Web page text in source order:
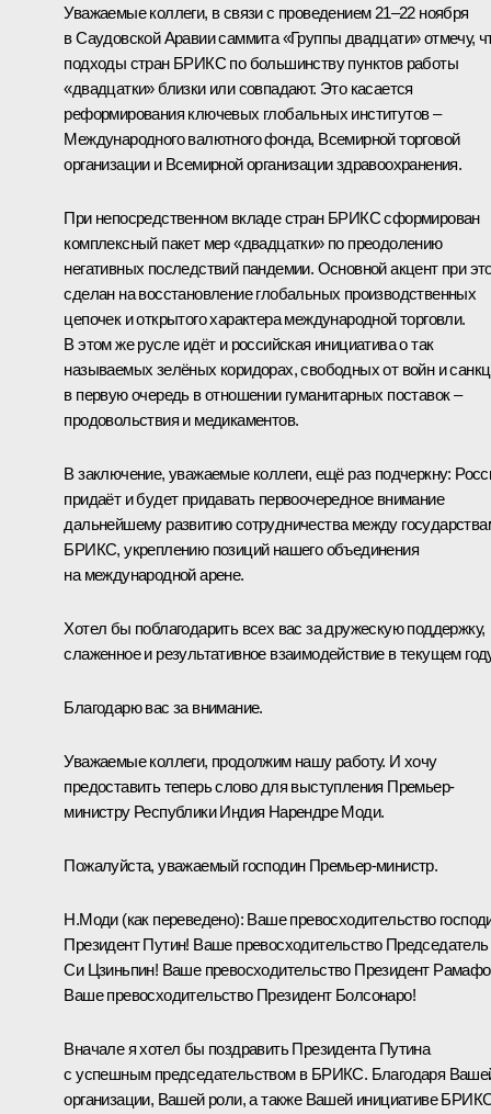
Уважаемые коллеги, в связи с проведением 21–22 ноября
в Саудовской Аравии саммита «Группы двадцати» отмечу,
подходы стран БРИКС по большинству пунктов работы
«двадцатки» близки или совпадают. Это касается
реформирования ключевых глобальных институтов –
Международного валютного фонда, Всемирной торговой
организации и Всемирной организации здравоохранения.
При непосредственном вкладе стран БРИКС сформирован
комплексный пакет мер «двадцатки» по преодолению
негативных последствий пандемии. Основной акцент при
сделан на восстановление глобальных производственных
цепочек и открытого характера международной торговли.
В этом же русле идёт и российская инициатива о так
называемых зелёных коридорах, свободных от войн и
в первую очередь в отношении гуманитарных поставок –
продовольствия и медикаментов.
В заключение, уважаемые коллеги, ещё раз подчеркну:
придаёт и будет придавать первоочередное внимание
дальнейшему развитию сотрудничества между
БРИКС, укреплению позиций нашего объединения
на международной арене.
Хотел бы поблагодарить всех вас за дружескую поддержку,
слаженное и результативное взаимодействие в текущем
Благодарю вас за внимание.
Уважаемые коллеги, продолжим нашу работу. И хочу
предоставить теперь слово для выступления Премьер-
министру Республики Индия Нарендре Моди.
Пожалуйста, уважаемый господин Премьер-министр.
Н.Моди(как переведено): Ваше превосходительство
Президент Путин! Ваше превосходительство Председатель
Си Цзиньпин! Ваше превосходительство Президент
Ваше превосходительство Президент Болсонаро!
Вначале я хотел бы поздравить Президента Путина
с успешным председательством в БРИКС. Благодаря
организации, Вашей роли, а также Вашей инициативе